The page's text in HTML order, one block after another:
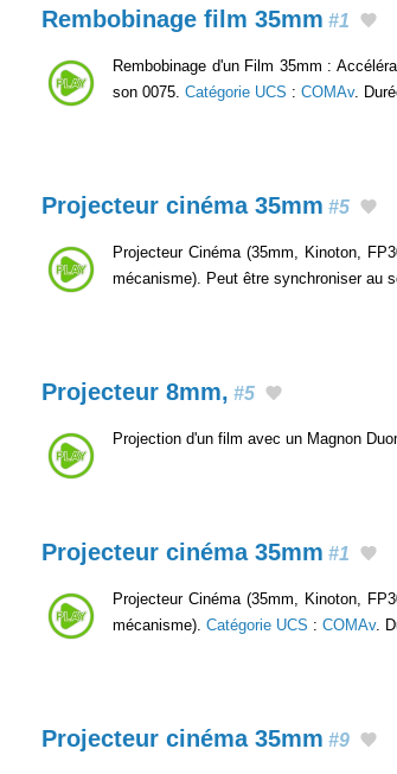
Rembobinage film 35mm #1
Rembobinage d'un Film 35mm :
son 0075. Catégorie UCS : COMAv.
Projecteur cinéma 35mm #5
Projecteur Cinéma (35mm, Kinoton,
mécanisme). Peut être synchroniser au
Projecteur 8mm, #5
Projection d'un film avec un Magnon
Projecteur cinéma 35mm #1
Projecteur Cinéma (35mm, Kinoton,
mécanisme). Catégorie UCS : COMAv.
Projecteur cinéma 35mm #9